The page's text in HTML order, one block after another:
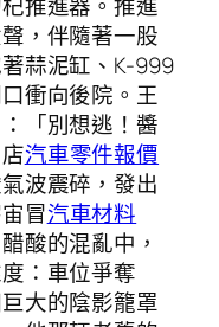
推進器。推進
，伴隨著一股
蒜泥缸、K-999
衝向後院。王
「別想逃！醬
汽車零件報價
波震碎，發出
冒汽車材料
酸的混亂中，
：車位爭奪
大的陰影籠罩